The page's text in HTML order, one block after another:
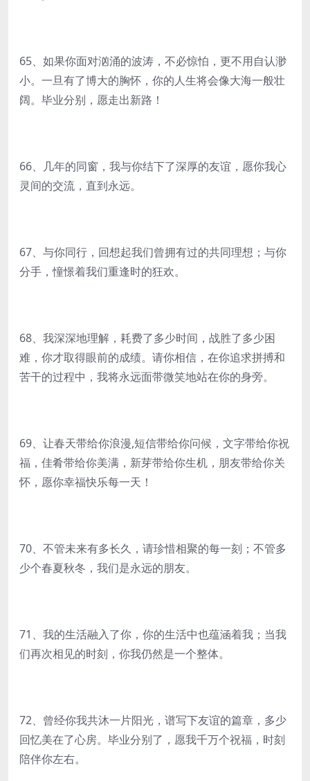
65、如果你面对汹涌的波涛，不必惊怕，更不用自认渺
小。一旦有了博大的胸怀，你的人生将会像大海一般壮
阔。毕业分别，愿走出新路！
66、几年的同窗，我与你结下了深厚的友谊，愿你我心
灵间的交流，直到永远。
67、与你同行，回想起我们曾拥有过的共同理想；与你
分手，憧憬着我们重逢时的狂欢。
68、我深深地理解，耗费了多少时间，战胜了多少困
难，你才取得眼前的成绩。请你相信，在你追求拼搏和
苦干的过程中，我将永远面带微笑地站在你的身旁。
69、让春天带给你浪漫,短信带给你问候，文字带给你祝
福，佳肴带给你美满，新芽带给你生机，朋友带给你关
怀，愿你幸福快乐每一天！
70、不管未来有多长久，请珍惜相聚的每一刻；不管多
少个春夏秋冬，我们是永远的朋友。
71、我的生活融入了你，你的生活中也蕴涵着我；当我
们再次相见的时刻，你我仍然是一个整体。
72、曾经你我共沐一片阳光，谱写下友谊的篇章，多少
回忆美在了心房。毕业分别了，愿我千万个祝福，时刻
陪伴你左右。